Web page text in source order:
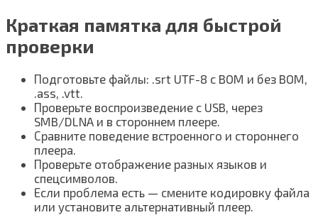
Краткая памятка для быстрой
проверки
Подготовьте файлы: .srt UTF-8 с BOM и без BOM,
.ass, .vtt.
Проверьте воспроизведение с USB, через
SMB/DLNA и в стороннем плеере.
Сравните поведение встроенного и стороннего
плеера.
Проверьте отображение разных языков и
спецсимволов.
Если проблема есть — смените кодировку файла
или установите альтернативный плеер.